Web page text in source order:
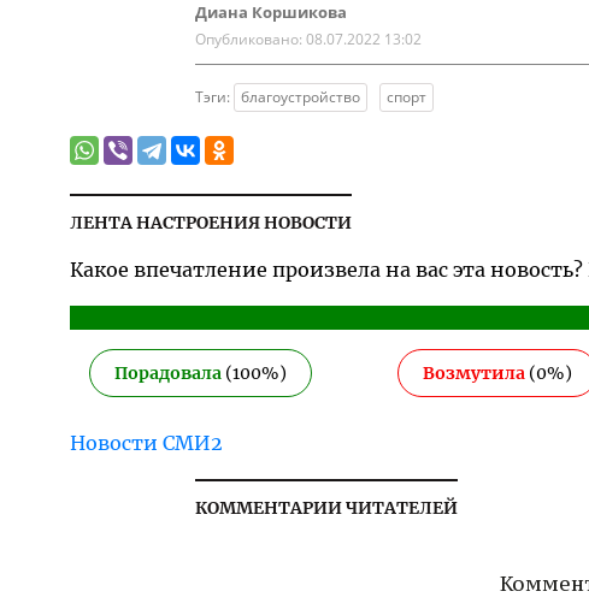
Диана Коршикова
Опубликовано: 08.07.2022 13:02
Тэги: благоустройство спорт
ЛЕНТА НАСТРОЕНИЯ НОВОСТИ
Какое впечатление произвела на вас эта
Порадовала(100%) Возмутила (0%)
Новости СМИ2
КОММЕНТАРИИ ЧИТАТЕЛЕЙ